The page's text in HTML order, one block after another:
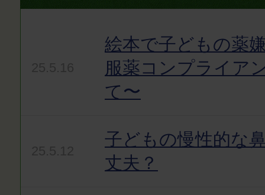
絵本で子どもの薬
服薬コンプライア
て〜
子どもの慢性的な
丈夫？